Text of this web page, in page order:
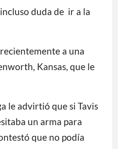
y eso desató el pánico
que me fui al baño”,
allí durante el resto
duda de ir a la
a una
Kansas, que le